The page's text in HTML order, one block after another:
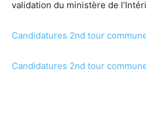
validation du ministère de
Candidatures 2nd tour
Candidatures 2nd tour